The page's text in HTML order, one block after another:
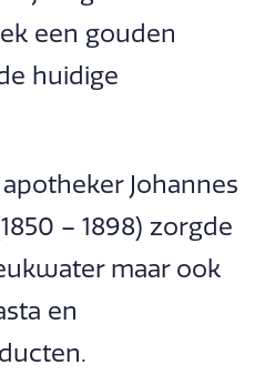
een gouden
huidige
Johannes
– 1898) zorgde
maar ook
en